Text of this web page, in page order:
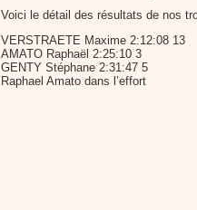
Voici le détail des résultats de nos
VERSTRAETE Maxime 2:12:08 13
AMATO Raphaël 2:25:10 3
GENTY Stéphane 2:31:47 5
Raphael Amato dans l’effort